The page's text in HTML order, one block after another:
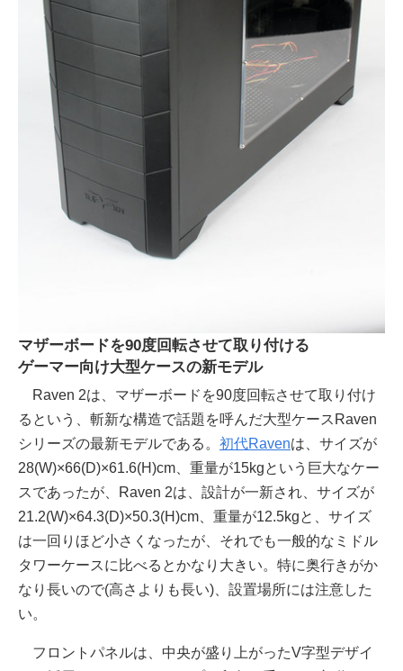
マザーボードを90度回転させて取り付ける
ゲーマー向け大型ケースの新モデル
Raven 2は、マザーボードを90度回転させて取り付け
るという、斬新な構造で話題を呼んだ大型ケースRaven
シリーズの最新モデルである。 初代Ravenは、サイズが
28(W)×66(D)×61.6(H)cm、重量が15kgという巨大なケー
スであったが、Raven 2は、設計が一新され、サイズが
21.2(W)×64.3(D)×50.3(H)cm、重量が12.5kgと、サイズ
は一回りほど小さくなったが、それでも一般的なミドル
タワーケースに比べるとかなり大きい。特に奥行きがか
なり長いので(高さよりも長い)、設置場所には注意した
い。
フロントパネルは、中央が盛り上がったV字型デザイ